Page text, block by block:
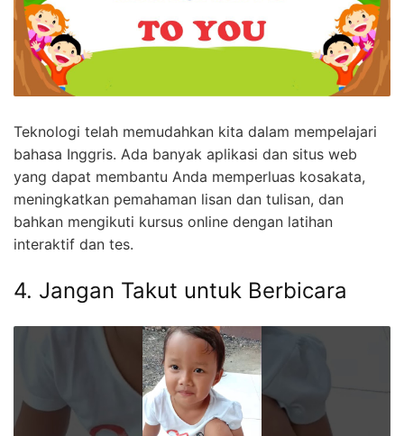
Teknologi telah memudahkan kita dalam mempelajari
bahasa Inggris. Ada banyak aplikasi dan situs web
yang dapat membantu Anda memperluas kosakata,
meningkatkan pemahaman lisan dan tulisan, dan
bahkan mengikuti kursus online dengan latihan
interaktif dan tes.
4. Jangan Takut untuk Berbicara